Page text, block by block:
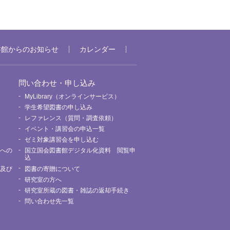
からのお知らせ カレンダー
の
び
問い合わせ・申し込み
MyLibrary（オンラインサービス）
学生希望図書の申し込み
レファレンス（質問・調査依頼）
イベント・講習会の申込一覧
ゼミ対象講習会を申し込む
国立国会図書館デジタル化資料 閲覧申
込
図書の寄贈について
研究室の方へ
研究室所蔵の図書・雑誌の返却手続き
問い合わせ先一覧